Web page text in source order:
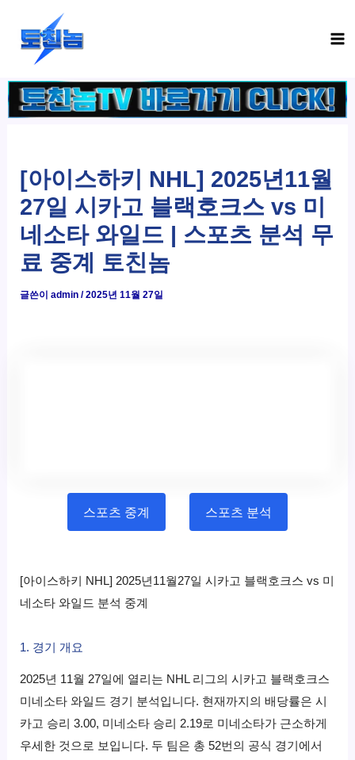
건
너
[아이스하키 NHL] 2025년11월
27일 시카고 블랙호크스 vs 미
네소타 와일드 | 스포츠 분석 무
료 중계 토친놈
글쓴이admin/2025년 11월 27일
스포츠 중계 스포츠 분석
[아이스하키 NHL] 2025년11월27일 시카고 블랙호크스 vs 미
네소타 와일드 분석 중계
1. 경기 개요
2025년 11월 27일에 열리는 NHL 리그의 시카고 블랙호크스
미네소타 와일드 경기 분석입니다. 현재까지의 배당률은 시
카고 승리 3.00, 미네소타 승리 2.19로 미네소타가 근소하게
우세한 것으로 보입니다. 두 팀은 총 52번의 공식 경기에서